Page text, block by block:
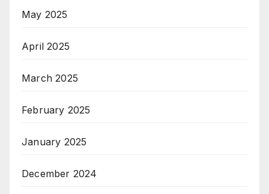
May 2025
April 2025
March 2025
February 2025
January 2025
December 2024